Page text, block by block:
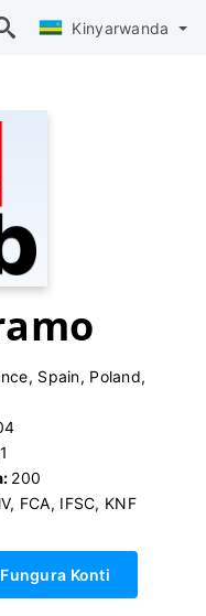
Kinyarwanda
Spain, Poland,
200
FCA, IFSC, KNF
Fungura Konti